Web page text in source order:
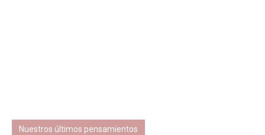
Nuestros últimos pensamientos